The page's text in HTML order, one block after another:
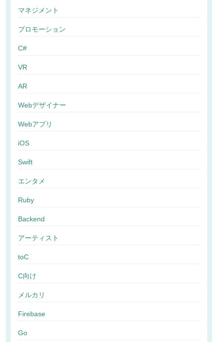
マネジメント
プロモーション
C#
VR
AR
Webデザイナー
Webアプリ
iOS
Swift
エンタメ
Ruby
Backend
アーティスト
toC
C向け
メルカリ
Firebase
Go